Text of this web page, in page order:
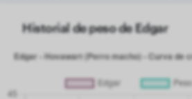
Historial de peso de Edgar